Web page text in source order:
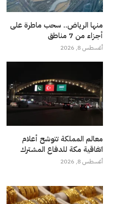
منها الرياض.. سحب ماطرة على
أجزاء من 7 مناطق
أغسطس 8, 2026
معالم المملكة تتوشح أعلام
اتفاقية مكة للدفاع المشترك
أغسطس 8, 2026